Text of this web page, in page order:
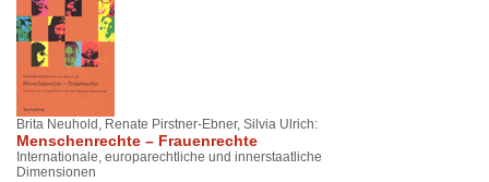
Brita Neuhold, Renate Pirstner-Ebner, Silvia Ulrich:
Menschenrechte – Frauenrechte
Internationale, europarechtliche und innerstaatliche
Dimensionen